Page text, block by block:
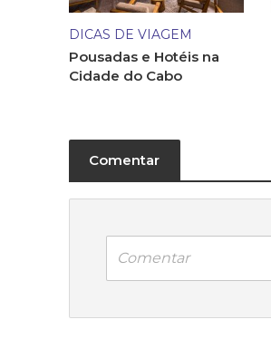
DICAS DE VIAGEM
Pousadas e Hotéis na
Cidade do Cabo
Comentar
Comentar